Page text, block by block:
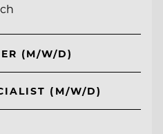
(M/W/D)
(M/W/D)